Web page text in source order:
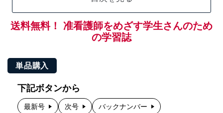
送料無料！ 准看護師をめざす学生さんのため
の学習誌
単品購入
下記ボタンから
最新号 次号 バックナンバー